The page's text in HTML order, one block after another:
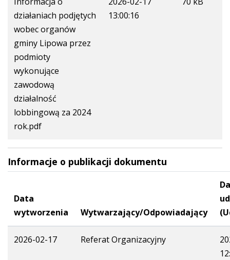
działaniach podjętych
wobec organów
gminy Lipowa przez
podmioty
wykonujące
zawodową
działalność
lobbingową za 2024
rok.pdf
13:00:16
Informacje o publikacji dokumentu
Data
wytworzenia
Wytwarzający/Odpowiadający
2026-02-17 Referat Organizacyjny